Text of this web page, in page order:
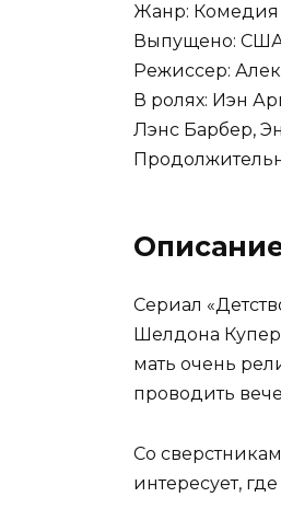
Жанр: Комедия
Выпущено:
Режиссер:
В ролях: Иэн
Лэнс Барбер,
Сериал
Шелдона
мать очень
проводить
Со
интересует,